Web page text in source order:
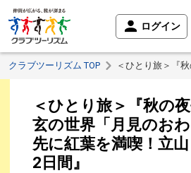
ログイン
クラブツーリズム TOP ＜ひとり旅＞『
＜ひとり旅＞『秋の
玄の世界「月見のお
先に紅葉を満喫！立
2日間』